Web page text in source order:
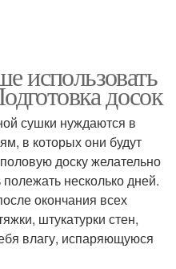
использовать
досок
сушки нуждаются в
в которых они будут
доску желательно
несколько дней.
окончания всех
штукатурки стен,
влагу, испаряющуюся